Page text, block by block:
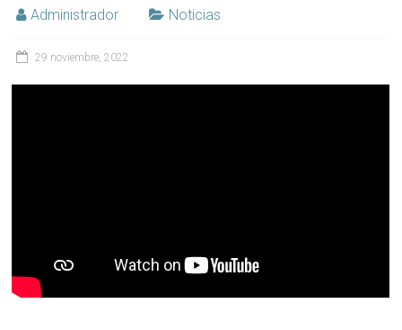
Administrador Noticias
29 noviembre, 2022